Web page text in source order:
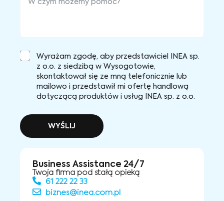
Wyrażam zgodę, aby przedstawiciel INEA sp.
z o.o. z siedzibą w Wysogotowie,
skontaktował się ze mną telefonicznie lub
mailowo i przedstawił mi ofertę handlową
dotyczącą produktów i usług INEA sp. z o.o.
WYŚLIJ
Business Assistance 24/7
Twoja firma pod stałą opieką
61 222 22 33
biznes@inea.com.pl